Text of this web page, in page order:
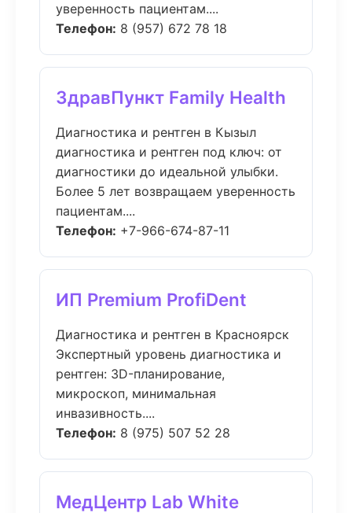
уверенность пациентам....
Телефон: 8 (957) 672 78 18
ЗдравПункт Family Health
Диагностика и рентген в Кызыл
диагностика и рентген под ключ: от
диагностики до идеальной улыбки.
Более 5 лет возвращаем уверенность
пациентам....
Телефон: +7-966-674-87-11
ИП Premium ProfiDent
Диагностика и рентген в Красноярск
Экспертный уровень диагностика и
рентген: 3D-планирование,
микроскоп, минимальная
инвазивность....
Телефон: 8 (975) 507 52 28
МедЦентр Lab White